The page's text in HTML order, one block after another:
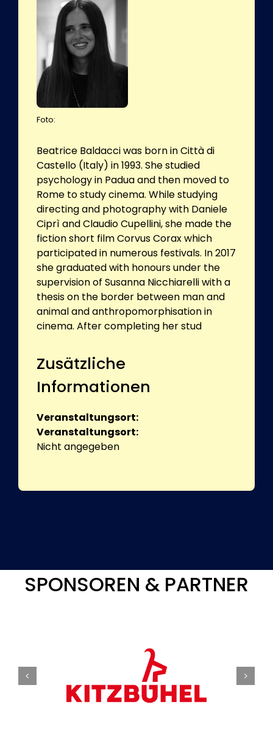
Foto:
Beatrice Baldacci was born in Città di
Castello (Italy) in 1993. She studied
psychology in Padua and then moved to
Rome to study cinema. While studying
directing and photography with Daniele
Ciprì and Claudio Cupellini, she made the
fiction short film Corvus Corax which
participated in numerous festivals. In 2017
she graduated with honours under the
supervision of Susanna Nicchiarelli with a
thesis on the border between man and
animal and anthropomorphisation in
cinema. After completing her stud
Zusätzliche
Informationen
Veranstaltungsort:
Veranstaltungsort:
Nicht angegeben
SPONSOREN & PARTNER